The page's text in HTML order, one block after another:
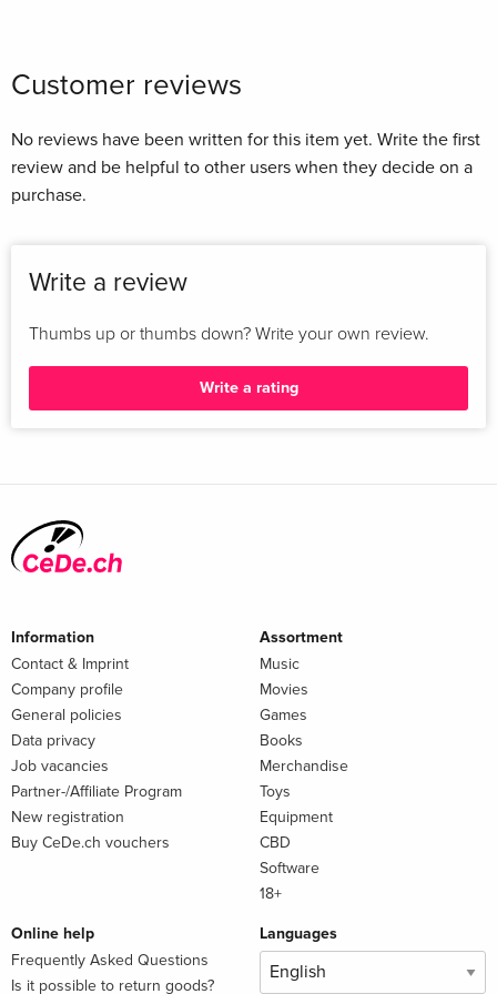
Customer reviews
No reviews have been written for this item yet. Write the first
review and be helpful to other users when they decide on a
purchase.
Write a review
Thumbs up or thumbs down? Write your own review.
Write a rating
Information
Contact & Imprint
Company profile
General policies
Data privacy
Job vacancies
Partner-/Affiliate Program
New registration
Buy CeDe.ch vouchers
Assortment
Music
Movies
Games
Books
Merchandise
Toys
Equipment
CBD
Software
18+
Online help
Frequently Asked Questions
Is it possible to return goods?
Languages